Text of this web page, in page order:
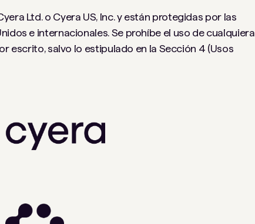
Ltd. o Cyera US, Inc. y están protegidas por las
e internacionales. Se prohíbe el uso de cualquiera
escrito, salvo lo estipulado en la Sección 4 (Usos